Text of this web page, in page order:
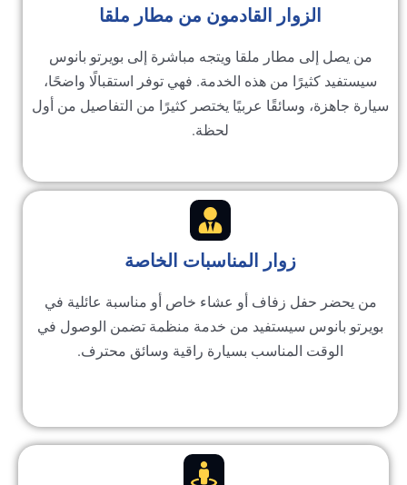
الزوار القادمون من مطار ملقا
يصل إلى مطار ملقا ويتجه مباشرة إلى بويرتو بانوس
كثيرًا من هذه الخدمة. فهي توفر استقبالًا واضحًا،
جاهزة، وسائقًا عربيًا يختصر كثيرًا من التفاصيل من أول
زوار المناسبات الخاصة
يحضر حفل زفاف أو عشاء خاص أو مناسبة عائلية في
بانوس سيستفيد من خدمة منظمة تضمن الوصول في
الوقت المناسب بسيارة راقية وسائق محترف.